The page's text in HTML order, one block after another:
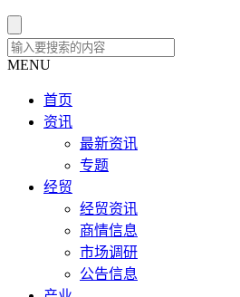
MENU
首页
资讯
最新资讯
专题
经贸
经贸资讯
商情信息
市场调研
公告信息